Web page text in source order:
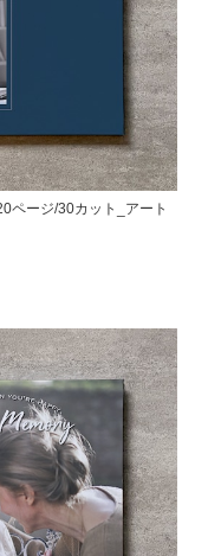
ページ/30カット_アート